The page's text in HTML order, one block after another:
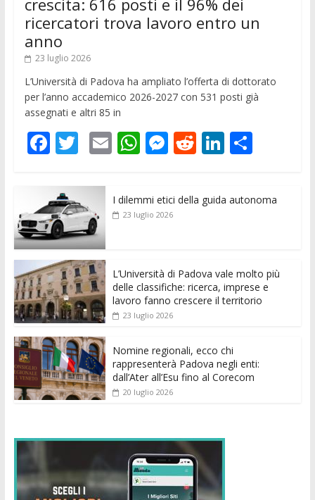
crescita: 616 posti e il 96% dei
ricercatori trova lavoro entro un
anno
23 luglio 2026
L’Università di Padova ha ampliato l’offerta di dottorato
per l’anno accademico 2026-2027 con 531 posti già
assegnati e altri 85 in
F
e
b
o
o
k
T
itt
er
E
ai
l
W
s
p
M
ss
e
er
R
di
Li
e
C
di
I dilemmi etici della guida autonoma
23 luglio 2026
L’Università di Padova vale molto più
delle classifiche: ricerca, imprese e
lavoro fanno crescere il territorio
23 luglio 2026
Nomine regionali, ecco chi
rappresenterà Padova negli enti:
dall’Ater all’Esu fino al Corecom
20 luglio 2026